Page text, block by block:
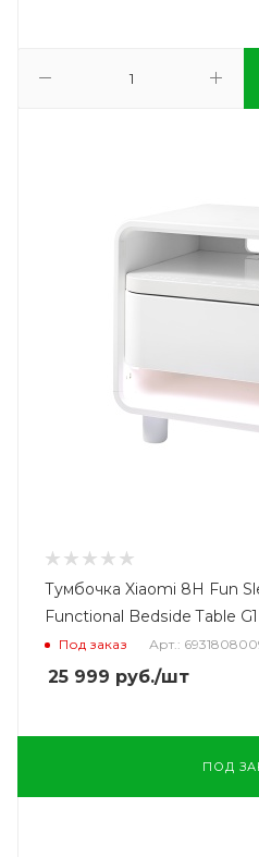
Тумбочка Xiaomi 8H Fun
Functional Bedside Table
Под заказ Арт.:
25 999 руб./шт
ПОД